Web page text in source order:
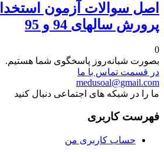
اصل سوالات آزمون
پرورش سالهای 94 و 95
0
بصورت شبانه‌روز پاسخگوی شما هستیم.
در قسمت تماس با ما
medusoal@gmail.com
ما را در شبکه های اجتماعی دنبال کنید
فهرست کاربری
حساب کاربری من